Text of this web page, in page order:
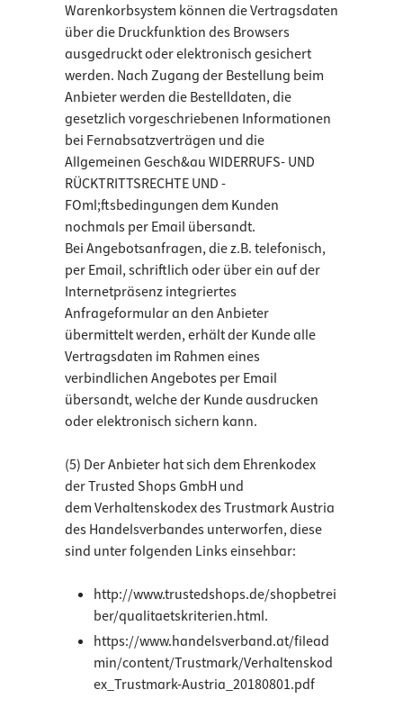
Warenkorbsystem können die Vertragsdaten
über die Druckfunktion des Browsers
ausgedruckt oder elektronisch gesichert
werden. Nach Zugang der Bestellung beim
Anbieter werden die Bestelldaten, die
gesetzlich vorgeschriebenen Informationen
bei Fernabsatzverträgen und die
Allgemeinen Gesch&au WIDERRUFS- UND
RÜCKTRITTSRECHTE UND -
FOml;ftsbedingungen dem Kunden
nochmals per Email übersandt.
Bei Angebotsanfragen, die z.B. telefonisch,
per Email, schriftlich oder über ein auf der
Internetpräsenz integriertes
Anfrageformular an den Anbieter
übermittelt werden, erhält der Kunde alle
Vertragsdaten im Rahmen eines
verbindlichen Angebotes per Email
übersandt, welche der Kunde ausdrucken
oder elektronisch sichern kann.
(5) Der Anbieter hat sich dem Ehrenkodex
der Trusted Shops GmbH und
dem Verhaltenskodex des Trustmark Austria
des Handelsverbandes unterworfen, diese
sind unter folgenden Links einsehbar:
http://www.trustedshops.de/shopbetrei
ber/qualitaetskriterien.html.
https://www.handelsverband.at/filead
min/content/Trustmark/Verhaltenskod
ex_Trustmark-Austria_20180801.pdf